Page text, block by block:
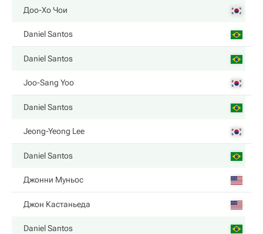
Доо-Хо Чои
Daniel Santos
Daniel Santos
Joo-Sang Yoo
Daniel Santos
Jeong-Yeong Lee
Daniel Santos
Джонни Муньос
Джон Кастаньеда
Daniel Santos